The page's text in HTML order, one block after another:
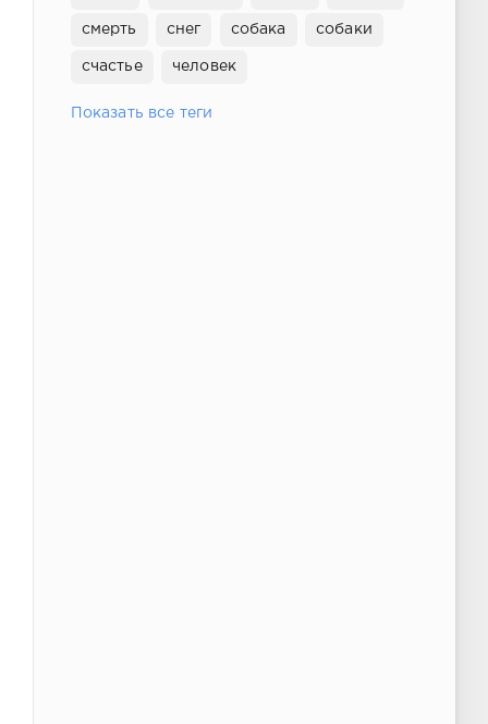
смерть снег собака собаки
счастье человек
Показать все теги